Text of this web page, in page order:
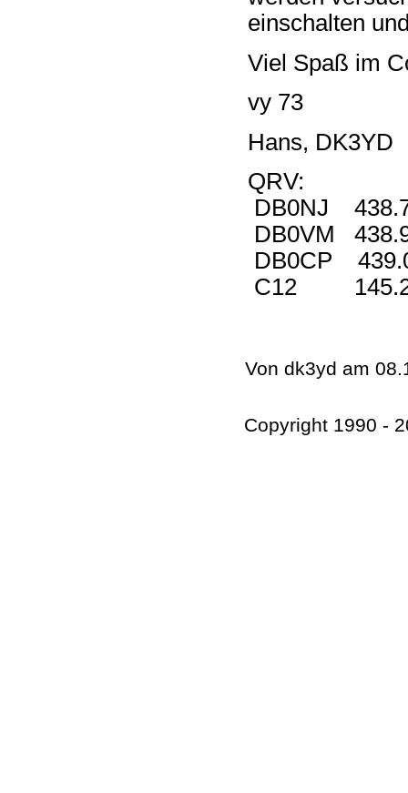
einschalten
Viel Spaß im
vy 73
Hans, DK3YD
QRV:
DB0NJ
DB0VM
DB0CP
C12
Von dk3yd am
Copyright 1990 -